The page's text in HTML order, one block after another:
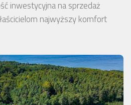
inwestycyjna na sprzedaż
najwyższy komfort